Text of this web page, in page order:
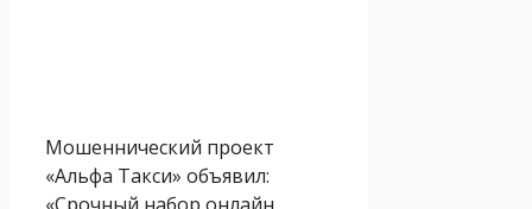
Мошеннический проект
«Альфа Такси» объявил: